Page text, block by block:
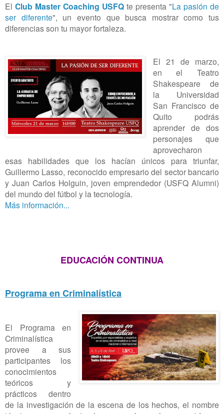
El Club Master Coaching USFQ te presenta "La pasión de
ser diferente", un evento que busca mostrar como tus
diferencias son tu mayor fortaleza.
El 21 de marzo,
en el Teatro
Shakespeare de
la Universidad
San Francisco de
Quito podrás
aprender de dos
personajes que
aprovecharon
esas habilidades que los hacían únicos para triunfar,
Guillermo Lasso, reconocido empresario del sector bancario
y Juan Carlos Holguin, joven emprendedor (USFQ Alumni)
del mundo del fútbol y la tecnología.
Más información...
EDUCACIÓN CONTINUA
Programa en Criminalística
El Programa en
Criminalística
provee a sus
participantes los
conocimientos
teóricos y
prácticos dentro
de la investigación de la escena de los hechos, el nombre